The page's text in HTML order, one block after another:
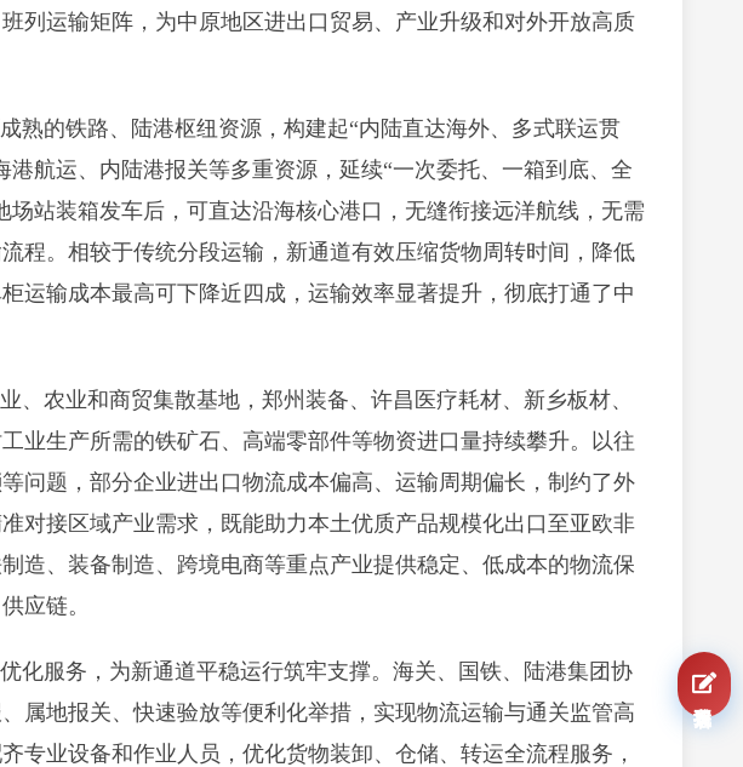
列运输矩阵，为中原地区进出口贸易、产业升级和对外开放高质
熟的铁路、陆港枢纽资源，构建起“内陆直达海外、多式联运贯
航运、内陆港报关等多重资源，延续“一次委托、一箱到底、全
站装箱发车后，可直达沿海核心港口，无缝衔接远洋航线，无需
程。相较于传统分段运输，新通道有效压缩货物周转时间，降低
运输成本最高可下降近四成，运输效率显著提升，彻底打通了中
、农业和商贸集散基地，郑州装备、许昌医疗耗材、新乡板材、
业生产所需的铁矿石、高端零部件等物资进口量持续攀升。以往
问题，部分企业进出口物流成本偏高、运输周期偏长，制约了外
对接区域产业需求，既能助力本土优质产品规模化出口至亚欧非
造、装备制造、跨境电商等重点产业提供稳定、低成本的物流保
应链。
化服务，为新通道平稳运行筑牢支撑。海关、国铁、陆港集团协
属地报关、快速验放等便利化举措，实现物流运输与通关监管高
专业设备和作业人员，优化货物装卸、仓储、转运全流程服务，
我要报名